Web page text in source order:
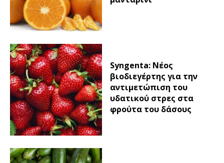
Syngenta: Νέος
βιοδιεγέρτης για την
αντιμετώπιση του
υδατικού στρες στα
φρούτα του δάσους